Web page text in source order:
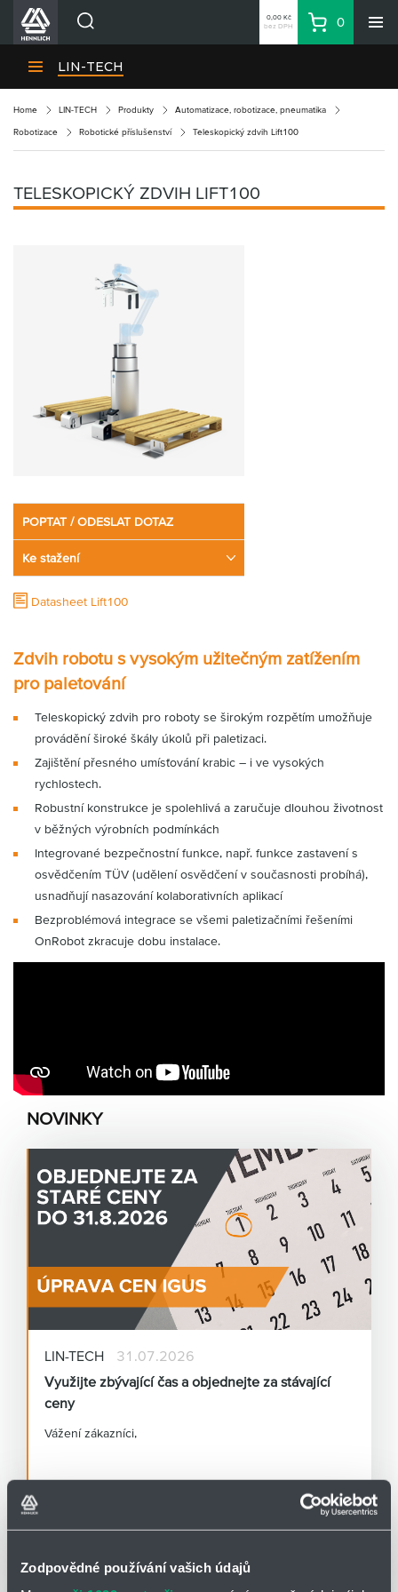
Zodpovědné používání vašich údajů
Divize HENNLICH
Blog
O firmě
Přihlásit se
Nákupní seznam
Partner Zone
0,00 Kč
bez DPH
Košík
0
LIN-TECH
Home LIN-TECH Produkty Automatizace, robotizace, pneumatika
Robotizace Robotické příslušenství Teleskopický zdvih Lift100
TELESKOPICKÝ ZDVIH LIFT100
POPTAT / ODESLAT DOTAZ
Ke stažení
Datasheet Lift100
Zdvih robotu s vysokým užitečným zatížením
pro paletování
Teleskopický zdvih pro roboty se širokým rozpětím umožňuje
provádění široké škály úkolů při paletizaci.
Zajištění přesného umísťování krabic – i ve vysokých
rychlostech.
Robustní konstrukce je spolehlivá a zaručuje dlouhou životnost
v běžných výrobních podmínkách
Integrované bezpečnostní funkce, např. funkce zastavení s
osvědčením TÜV (udělení osvědčení v současnosti probíhá),
usnadňují nasazování kolaborativních aplikací
Bezproblémová integrace se všemi paletizačními řešeními
OnRobot zkracuje dobu instalace.
NOVINKY
LIN-TECH
31.07.2026
Využijte zbývající čas a objednejte za stávající
ceny
Vážení zákazníci,
chceme vám dát prostor připravit se na tuto změnu.
Všechny objednávky přijaté do 31. 8. 2026 (včetně)
odbavíme za původní ceníkové ceny.
Co se pro vás mění a co zůstává stejné?